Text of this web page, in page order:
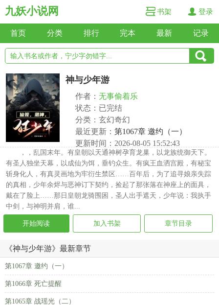
九妖小说网 书架 登录
首页 分类 排行 完本 最新 记录
神与少年游
作者： 无事偷着乐
状态：已完结
分类：玄幻奇幻
最近更新： 第1067章 邀约（一）
更新时间：2026-08-05 15:52:43
，，乱国末年。有皇朝以天通神树孕育龙巢，以龙族统御天下。
有圣人独坐天幕，以成仙为饵，垂钓众生。有疯王血洒宫殿，有秘宝
斩身化人，有真灵画地为牢衍生禁区……百年后，为了追寻娘亲失踪
的真相，少年余烬与恶神订下契约，捡起了那张落在神座上的面具，
戴在了脸上……那日皇朝龙骑围困，圣人出手遮天，少年说：我执手
中剑，与神明并肩，谁...
开始阅读 加入书架 章节目录
《神与少年游》最新章节
第1067章 邀约（一）
第1066章 死亡提醒
第1065章 战瑶光（二）